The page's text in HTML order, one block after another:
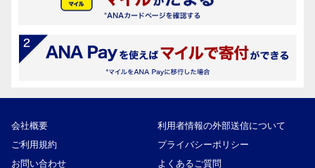
会社概要
利用者情報の外部送信について
ご利用規約
プライバシーポリシー
お問い合わせ
よくあるご質問